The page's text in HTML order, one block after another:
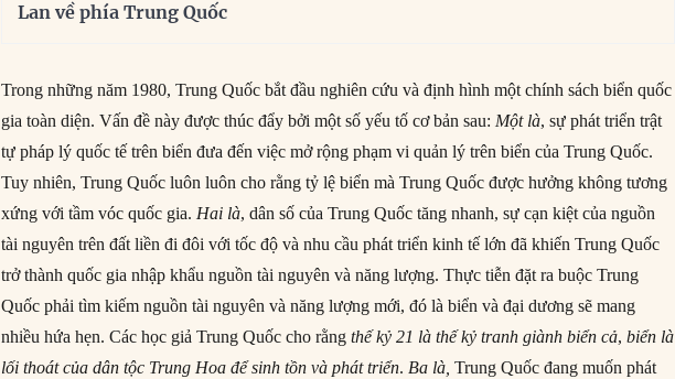
Lan về phía Trung Quốc
Trong những năm 1980, Trung Quốc bắt đầu nghiên cứu và định hình một chính sách biển quốc
gia toàn diện. Vấn đề này được thúc đẩy bởi một số yếu tố cơ bản sau: Một là, sự phát triển trật
tự pháp lý quốc tế trên biển đưa đến việc mở rộng phạm vi quản lý trên biển của Trung Quốc.
Tuy nhiên, Trung Quốc luôn luôn cho rằng tỷ lệ biển mà Trung Quốc được hưởng không tương
xứng với tầm vóc quốc gia. Hai là, dân số của Trung Quốc tăng nhanh, sự cạn kiệt của nguồn
tài nguyên trên đất liền đi đôi với tốc độ và nhu cầu phát triển kinh tế lớn đã khiến Trung Quốc
trở thành quốc gia nhập khẩu nguồn tài nguyên và năng lượng. Thực tiễn đặt ra buộc Trung
Quốc phải tìm kiếm nguồn tài nguyên và năng lượng mới, đó là biển và đại dương sẽ mang
nhiều hứa hẹn. Các học giả Trung Quốc cho rằngthế kỷ21 là thế kỷ tranh giành biển cả,biển là
lối thoát của dân tộc Trung Hoa để sinh tồn và phát triển. Ba là,Trung Quốc đang muốn phát